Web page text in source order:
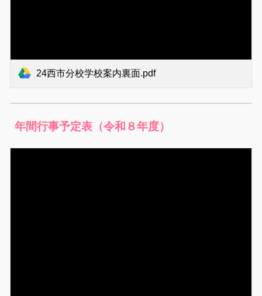
24西市分校学校案内裏面.pdf
年間行事予定表（令和 ８年度）